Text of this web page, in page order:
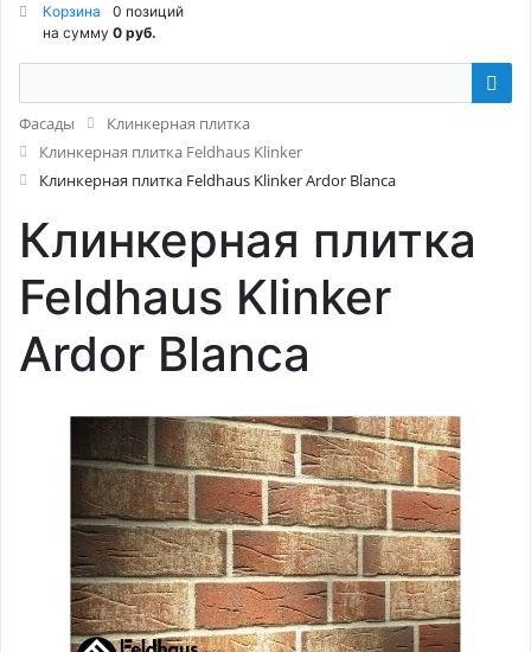
Корзина
0 позиций
на сумму 0 руб.
Фасады
Клинкерная плитка
Клинкерная плитка Feldhaus Klinker
Клинкерная плитка Feldhaus Klinker Ardor Blanca
Клинкерная плитка
Feldhaus Klinker
Ardor Blanca